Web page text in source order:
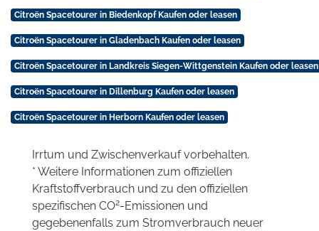
Citroën Spacetourer in Biedenkopf Kaufen oder leasen
Citroën Spacetourer in Gladenbach Kaufen oder leasen
Citroën Spacetourer in Landkreis Siegen-Wittgenstein Kaufen oder leasen
Citroën Spacetourer in Dillenburg Kaufen oder leasen
Citroën Spacetourer in Herborn Kaufen oder leasen
Irrtum und Zwischenverkauf vorbehalten.
* Weitere Informationen zum offiziellen
Kraftstoffverbrauch und zu den offiziellen
spezifischen CO2-Emissionen und
gegebenenfalls zum Stromverbrauch neuer